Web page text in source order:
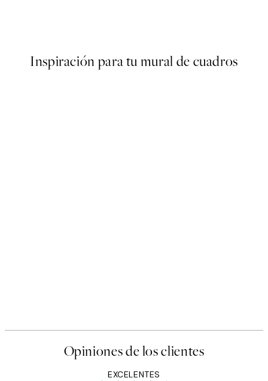
Inspiración para tu mural de cuadros
Opiniones de los clientes
EXCELENTES